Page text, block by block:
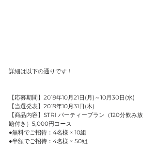
詳細は以下の通りです！
【応募期間】2019年10月21日(月)～10月30日(水)
【当選発表】2019年10月31日(木)
【商品内容】STRI パーティープラン（120分飲み放
題付き）5,000円コース
●無料でご招待：4名様 × 10組
●半額でご招待：4名様 × 50組